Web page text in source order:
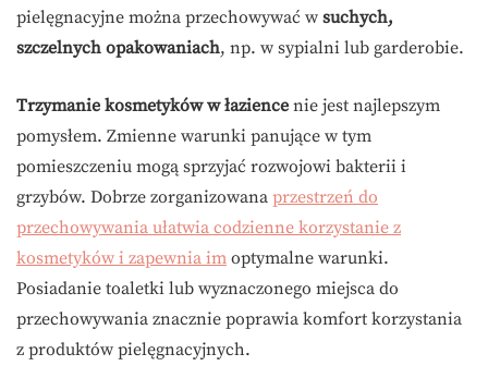
pielęgnacyjne można przechowywać w suchych,
szczelnych opakowaniach, np. w sypialni lub garderobie.
Trzymanie kosmetyków w łazience nie jest najlepszym
pomysłem. Zmienne warunki panujące w tym
pomieszczeniu mogą sprzyjać rozwojowi bakterii i
grzybów. Dobrze zorganizowana przestrzeń do
przechowywania ułatwia codzienne korzystanie z
kosmetyków i zapewnia im optymalne warunki.
Posiadanie toaletki lub wyznaczonego miejsca do
przechowywania znacznie poprawia komfort korzystania
z produktów pielęgnacyjnych.